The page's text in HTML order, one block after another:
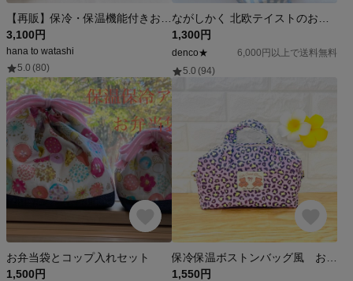
3,100円
hana to watashi
5.0 (80)
1,300円
denco★
6,000円以上で送料無料
5.0 (94)
お弁当袋とコップ入れセット
1,500円
1,550円